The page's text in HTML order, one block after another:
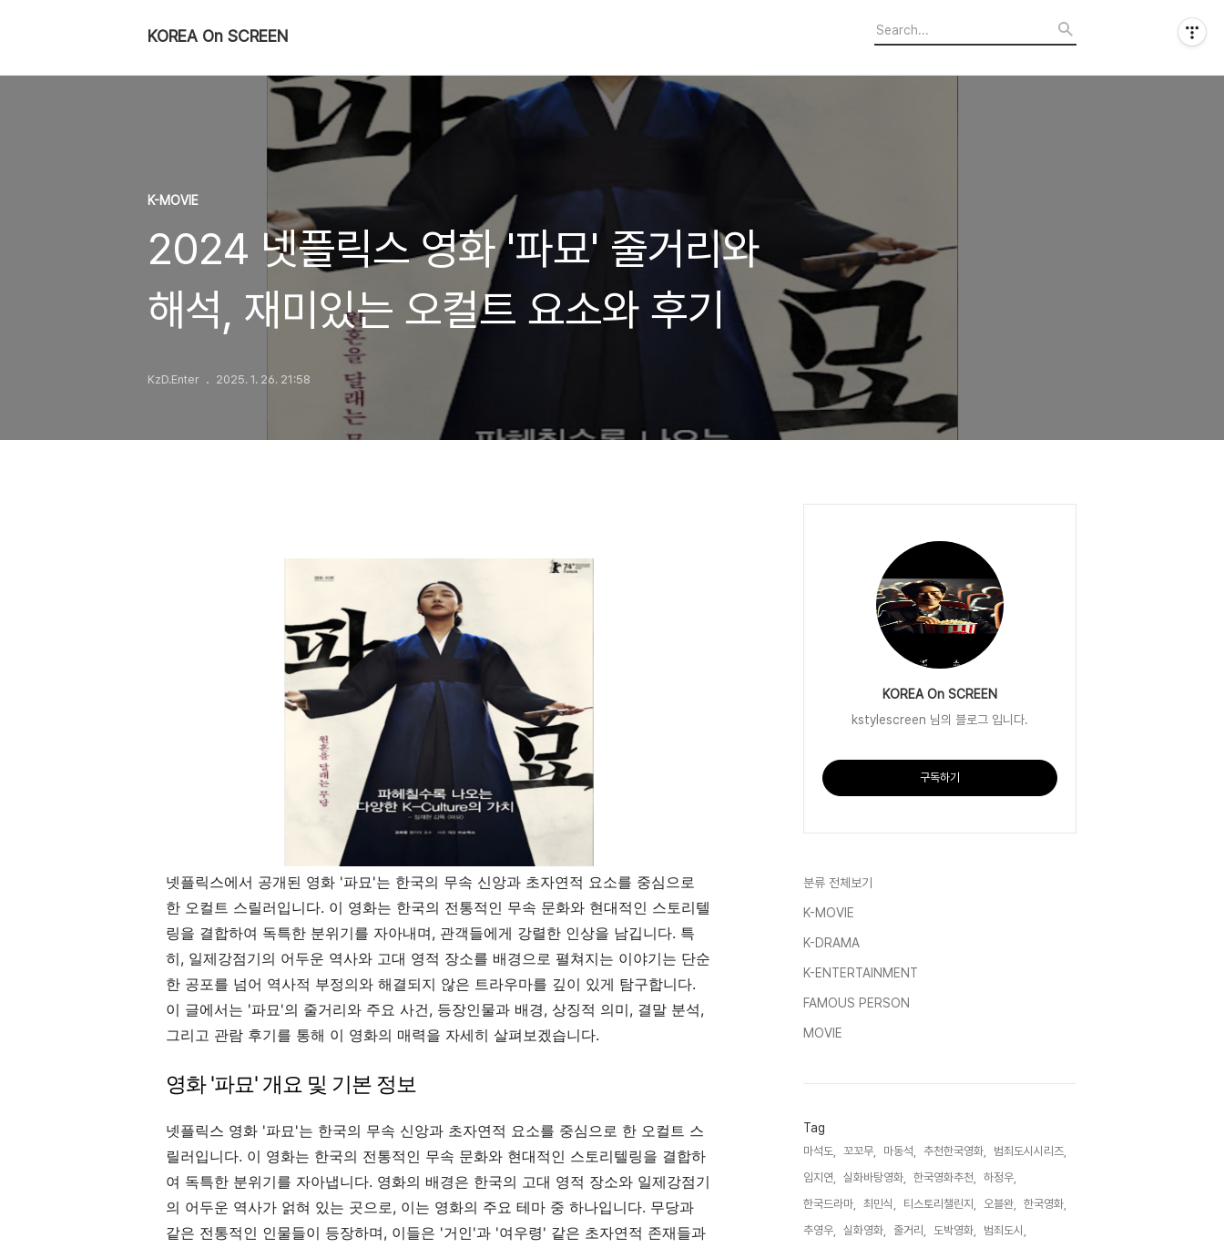
KOREA On SCREEN
K-MOVIE
2024 넷플릭스 영화 '파묘' 줄거리와
해석, 재미있는 오컬트 요소와 후기
KzD.Enter 2025. 1. 26. 21:58
넷플릭스에서 공개된 영화 '파묘'는 한국의 무속 신앙과 초자연적 요소를 중심으로
한 오컬트 스릴러입니다. 이 영화는 한국의 전통적인 무속 문화와 현대적인 스토리텔
링을 결합하여 독특한 분위기를 자아내며, 관객들에게 강렬한 인상을 남깁니다. 특
히, 일제강점기의 어두운 역사와 고대 영적 장소를 배경으로 펼쳐지는 이야기는 단순
한 공포를 넘어 역사적 부정의와 해결되지 않은 트라우마를 깊이 있게 탐구합니다.
이 글에서는 '파묘'의 줄거리와 주요 사건, 등장인물과 배경, 상징적 의미, 결말 분석,
그리고 관람 후기를 통해 이 영화의 매력을 자세히 살펴보겠습니다.
영화 '파묘' 개요 및 기본 정보
넷플릭스 영화 '파묘'는 한국의 무속 신앙과 초자연적 요소를 중심으로 한 오컬트 스
릴러입니다. 이 영화는 한국의 전통적인 무속 문화와 현대적인 스토리텔링을 결합하
여 독특한 분위기를 자아냅니다. 영화의 배경은 한국의 고대 영적 장소와 일제강점기
의 어두운 역사가 얽혀 있는 곳으로, 이는 영화의 주요 테마 중 하나입니다. 무당과
같은 전통적인 인물들이 등장하며, 이들은 '거인'과 '여우령' 같은 초자연적 존재들과
KOREA On SCREEN
kstylescreen 님의 블로그 입니다.
구독하기
분류 전체보기
K-MOVIE
K-DRAMA
K-ENTERTAINMENT
FAMOUS PERSON
MOVIE
Tag
마석도, 꼬꼬무, 마동석, 추천한국영화,
범죄도시시리즈,
임지연,
실화바탕영화, 한국영화추천,
하정우,
한국드라마,
최민식, 티스토리챌린지, 오블완,
한국영화,
추영우,
실화영화, 줄거리, 도박영화,
범죄도시,